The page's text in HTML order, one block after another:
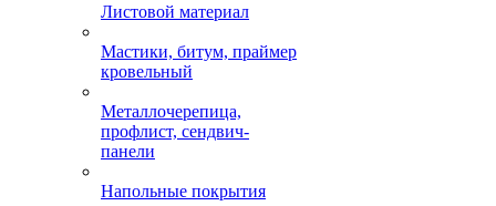
Листовой материал
Мастики, битум, праймер
кровельный
Металлочерепица,
профлист, сендвич-
панели
Напольные покрытия